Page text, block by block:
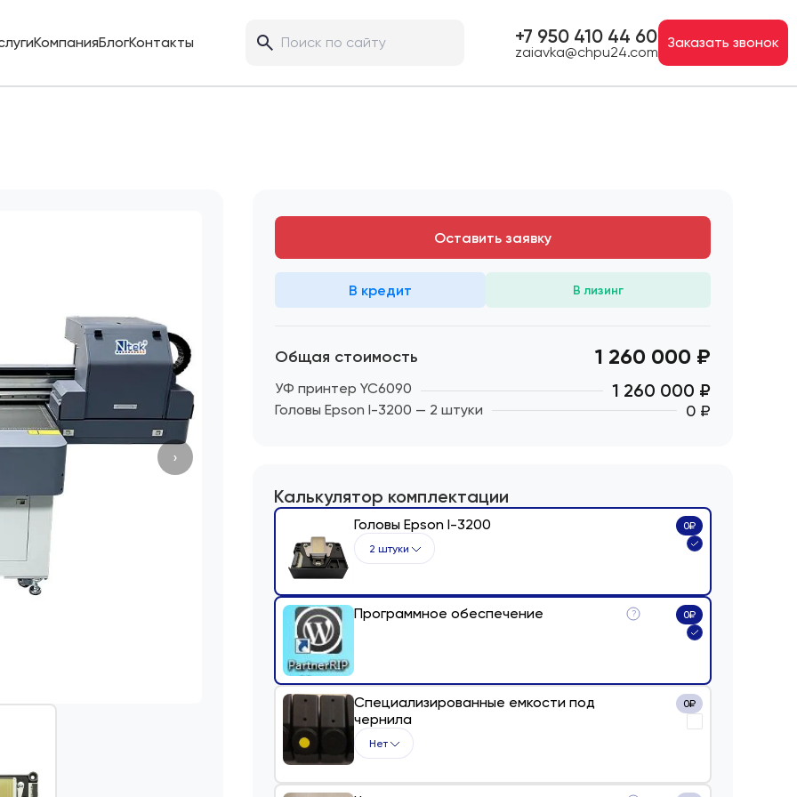
КомпанияБлогКонтакты +7 950 410 44 60
zaiavka@chpu24.com
Заказать звонок
›
Оставить заявку
В кредит В лизинг
Общая стоимость 1 260 000 ₽
УФ принтер YC6090 1 260 000 ₽
Головы Epson I-3200 — 2 штуки 0 ₽
Калькулятор комплектации
Головы Epson I-3200
2 штуки
0₽
Программное обеспечение ? 0₽
Специализированные емкости под
чернила
Нет
0₽